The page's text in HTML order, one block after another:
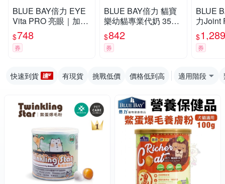
BLUE BAY倍力 EYE
Vita PRO 亮眼｜加強
型犬貓護眼葉黃素 30
bags x 2g 犬貓適用
$748
券
BLUE BAY倍力 貓寶
樂幼貓專業代奶 350g
(12.3OZ)
$842
券
BLUE
力Joint
節專
克/顆，
適用
$1,289
券
快速到貨 有現貨 挑戰低價 價格低到高 適用階段